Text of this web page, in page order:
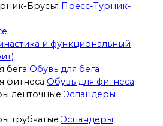
Пресс-Турник-
и функциональный
Обувь для бега
Обувь для фитнеса
Эспандеры
Эспандеры